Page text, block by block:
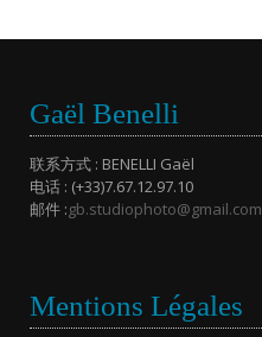
Gaël Benelli
联系方式 : BENELLI Gaël
电话 : (+33)7.67.12.97.10
邮件 :gb.studiophoto@gmail.com
Mentions Légales